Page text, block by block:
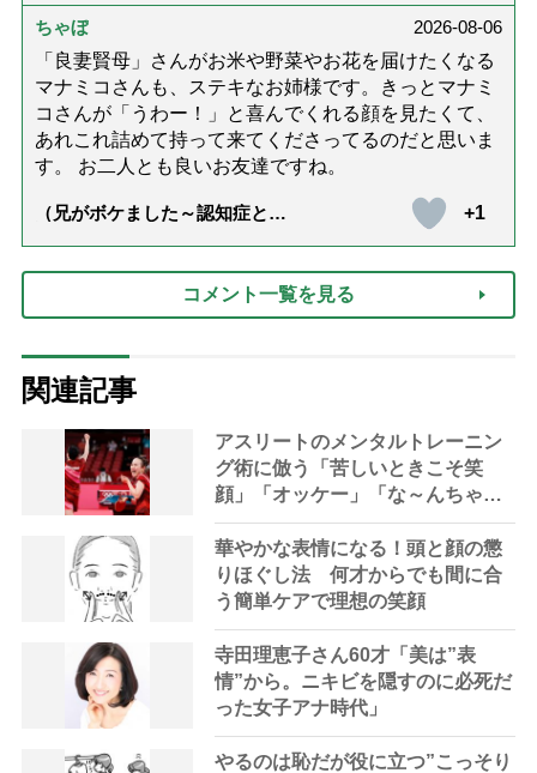
ちゃぼ
2026-08-06
「良妻賢母」さんがお米や野菜やお花を届けたくなる
マナミコさんも、ステキなお姉様です。きっとマナミ
コさんが「うわー！」と喜んでくれる顔を見たくて、
あれこれ詰めて持って来てくださってるのだと思いま
す。 お二人とも良いお友達ですね。
（兄がボケました～認知症と介
達』が届きました」）
+1
コメント一覧を見る
関連記事
アスリートのメンタルトレーニン
グ術に倣う「苦しいときこそ笑
顔」「オッケー」「な～んちゃっ
て」
華やかな表情になる！頭と顔の懲
りほぐし法 何才からでも間に合
う簡単ケアで理想の笑顔
寺田理恵子さん60才「美は”表
情”から。ニキビを隠すのに必死だ
った女子アナ時代」
やるのは恥だが役に立つ”こっそり